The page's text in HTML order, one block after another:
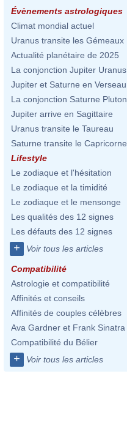
Évènements astrologiques
Climat mondial actuel
Uranus transite les Gémeaux
Actualité planétaire de 2025
La conjonction Jupiter Uranus
Jupiter et Saturne en Verseau
La conjonction Saturne Pluton
Jupiter arrive en Sagittaire
Uranus transite le Taureau
Saturne transite le Capricorne
Lifestyle
Le zodiaque et l'hésitation
Le zodiaque et la timidité
Le zodiaque et le mensonge
Les qualités des 12 signes
Les défauts des 12 signes
+ Voir tous les articles
Compatibilité
Astrologie et compatibilité
Affinités et conseils
Affinités de couples célèbres
Ava Gardner et Frank Sinatra
Compatibilité du Bélier
+ Voir tous les articles